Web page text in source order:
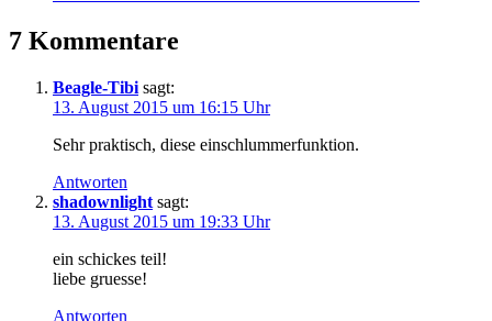
7 Kommentare
Beagle-Tibi sagt:
13. August 2015 um 16:15 Uhr
Sehr praktisch, diese einschlummerfunktion.
Antworten
shadownlight sagt:
13. August 2015 um 19:33 Uhr
ein schickes teil!
liebe gruesse!
Antworten